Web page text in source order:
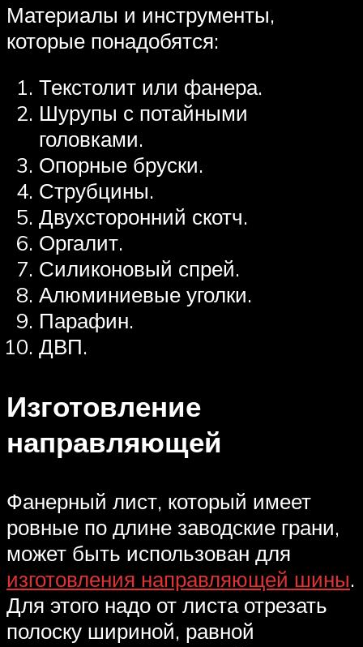
Материалы и инструменты,
которые понадобятся:
Текстолит или фанера.
Шурупы с потайными
головками.
Опорные бруски.
Струбцины.
Двухсторонний скотч.
Оргалит.
Силиконовый спрей.
Алюминиевые уголки.
Парафин.
ДВП.
Изготовление
направляющей
Фанерный лист, который имеет
ровные по длине заводские грани,
может быть использован для
изготовления направляющей шины.
Для этого надо от листа отрезать
полоску шириной, равной